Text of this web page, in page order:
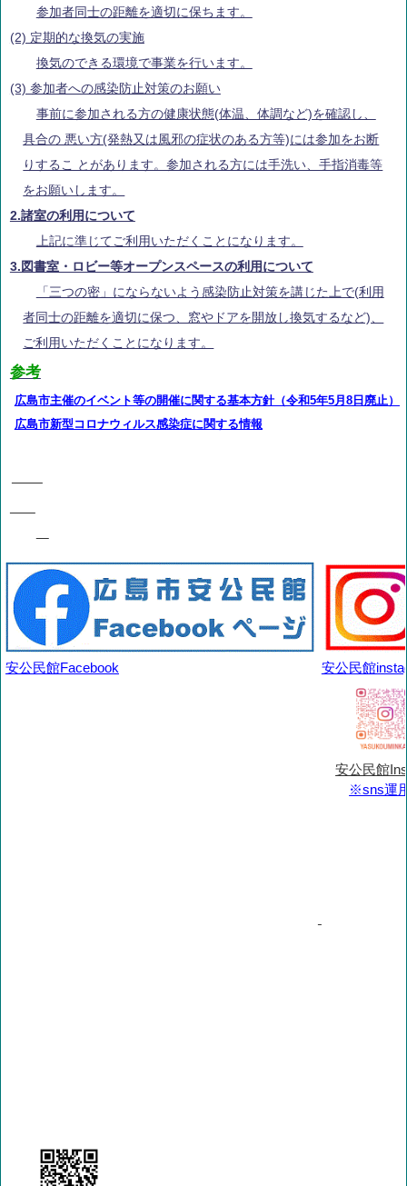
参加者同士の距離を適切に保ちます。
(2) 定期的な換気の実施
換気のできる環境で事業を行います。
(3) 参加者への感染防止対策のお願い
事前に参加される方の健康状態(体温、体調など)を確認し、
具合の 悪い方(発熱又は風邪の症状のある方等)には参加をお断
りするこ とがあります。参加される方には手洗い、手指消毒等
をお願いします。
2.諸室の利用について
上記に準じてご利用いただくことになります。
3.図書室・ロビー等オープンスペースの利用について
「三つの密」にならないよう感染防止対策を講じた上で(利用
者同士の距離を適切に保つ、窓やドアを開放し換気するなど)、
ご利用いただくことになります。
参考
広島市主催のイベント等の開催に関する基本方針（令和5年5月8日廃止）
広島市新型コロナウィルス感染症に関する情報
安公民館Facebook 安公民館
安公民館
※sns運